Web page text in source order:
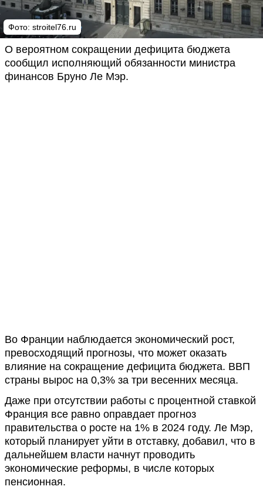
Фото: stroitel76.ru
О вероятном сокращении дефицита бюджета
сообщил исполняющий обязанности министра
финансов Бруно Ле Мэр.
Во Франции наблюдается экономический рост,
превосходящий прогнозы, что может оказать
влияние на сокращение дефицита бюджета. ВВП
страны вырос на 0,3% за три весенних месяца.
Даже при отсутствии работы с процентной ставкой
Франция все равно оправдает прогноз
правительства о росте на 1% в 2024 году. Ле Мэр,
который планирует уйти в отставку, добавил, что в
дальнейшем власти начнут проводить
экономические реформы, в числе которых
пенсионная.